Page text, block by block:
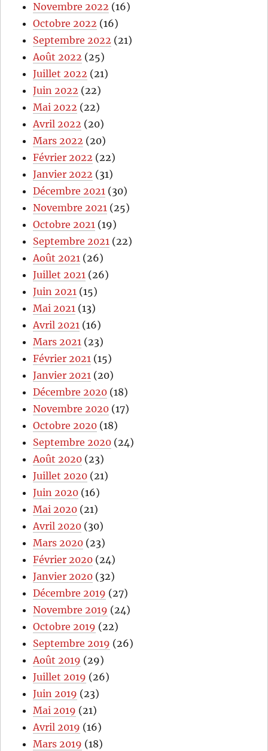
Novembre 2022 (16)
Octobre 2022 (16)
Septembre 2022 (21)
Août 2022 (25)
Juillet 2022 (21)
Juin 2022 (22)
Mai 2022 (22)
Avril 2022 (20)
Mars 2022 (20)
Février 2022 (22)
Janvier 2022 (31)
Décembre 2021 (30)
Novembre 2021 (25)
Octobre 2021 (19)
Septembre 2021 (22)
Août 2021 (26)
Juillet 2021 (26)
Juin 2021 (15)
Mai 2021 (13)
Avril 2021 (16)
Mars 2021 (23)
Février 2021 (15)
Janvier 2021 (20)
Décembre 2020 (18)
Novembre 2020 (17)
Octobre 2020 (18)
Septembre 2020 (24)
Août 2020 (23)
Juillet 2020 (21)
Juin 2020 (16)
Mai 2020 (21)
Avril 2020 (30)
Mars 2020 (23)
Février 2020 (24)
Janvier 2020 (32)
Décembre 2019 (27)
Novembre 2019 (24)
Octobre 2019 (22)
Septembre 2019 (26)
Août 2019 (29)
Juillet 2019 (26)
Juin 2019 (23)
Mai 2019 (21)
Avril 2019 (16)
Mars 2019 (18)